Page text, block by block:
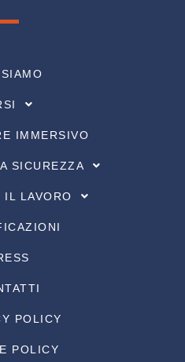
IMMERSIVO
SICUREZZA
LAVORO
POLICY
POLICY